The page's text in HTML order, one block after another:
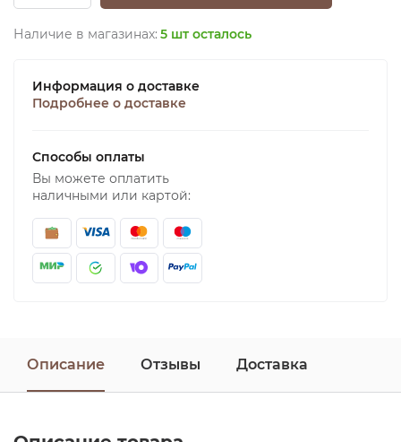
Наличие в магазинах: 5 шт осталось
Информация о доставке
Подробнее о доставке
Способы оплаты
Вы можете оплатить
наличными или картой:
Описание Отзывы Доставка